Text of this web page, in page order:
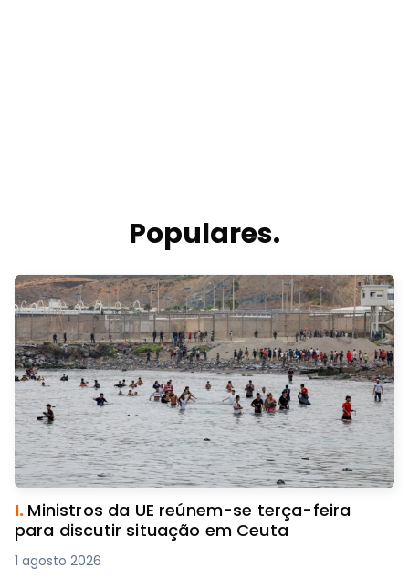
Populares.
I. Ministros da UE reúnem-se terça-feira
para discutir situação em Ceuta
1 agosto 2026